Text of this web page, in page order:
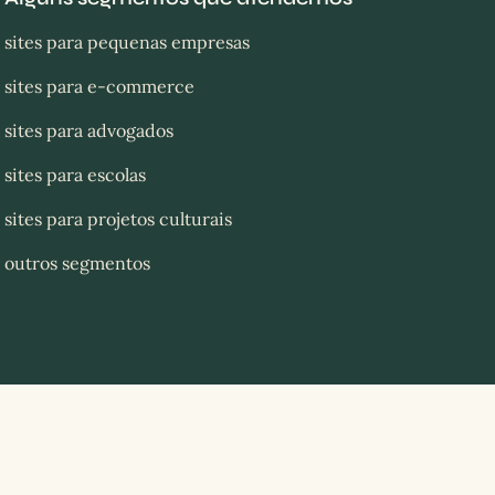
sites para pequenas empresas
sites para e-commerce
sites para advogados
sites para escolas
sites para projetos culturais
outros segmentos